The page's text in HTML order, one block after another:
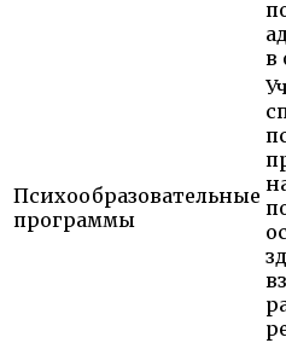
в
Психообразовательные
программы